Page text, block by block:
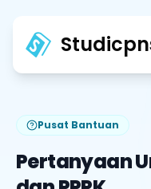
Pusat Bantuan
Pertanyaan